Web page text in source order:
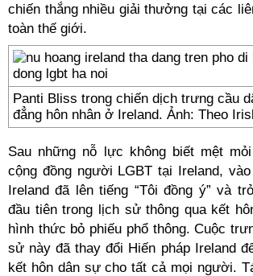
chiến thắng nhiều giải thưởng tại các
toàn thế giới.
Panti Bliss trong chiến dịch trưng cầu
đẳng hôn nhân ở Ireland. Ảnh: Theo
Sau những nỗ lực không biết mệt
cộng đồng người LGBT tại Ireland, vào
Ireland đã lên tiếng “Tôi đồng ý” và
đầu tiên trong lịch sử thông qua kết
hình thức bỏ phiếu phổ thông. Cuộc
sử này đã thay đổi Hiến pháp Ireland
kết hôn dân sự cho tất cả mọi người.